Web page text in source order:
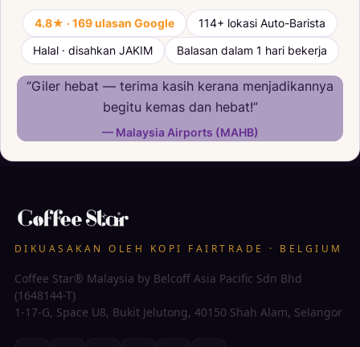
4.8★ · 169 ulasan Google
114+ lokasi Auto-Barista
Halal · disahkan JAKIM
Balasan dalam 1 hari bekerja
“Giler hebat — terima kasih kerana menjadikannya
begitu kemas dan hebat!”
— Malaysia Airports (MAHB)
DIKUASAKAN OLEH KOPI FAIRTRADE · BELGIUM
Coffee Star® Malaysia by Belcoff Asia Pacific Sdn Bhd
(1648144-T)
1-17-G, Space U8, Bukit Jelutong, 40150 Shah Alam, Selangor